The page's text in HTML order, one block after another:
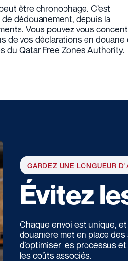
être chronophage. C’est
dédouanement, depuis la
Vous pouvez vous
de vos déclarations en douane
du Qatar Free Zones Authority.
GARDEZ UNE LONGUEUR
Évitez
Chaque envoi est unique,
douanière met en place
d’optimiser les processus
les coûts associés.